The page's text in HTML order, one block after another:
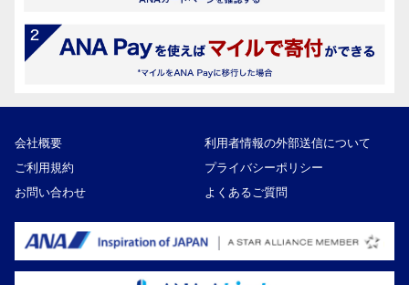
会社概要
利用者情報の外部送信について
ご利用規約
プライバシーポリシー
お問い合わせ
よくあるご質問